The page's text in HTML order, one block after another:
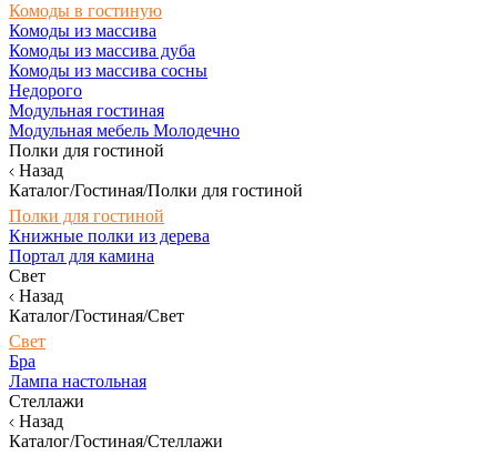
Комоды в гостиную
Комоды из массива
Комоды из массива дуба
Комоды из массива сосны
Недорого
Модульная гостиная
Модульная мебель Молодечно
Полки для гостиной
Назад
Каталог/Гостиная/Полки для гостиной
Полки для гостиной
Книжные полки из дерева
Портал для камина
Свет
Назад
Каталог/Гостиная/Свет
Свет
Бра
Лампа настольная
Стеллажи
Назад
Каталог/Гостиная/Стеллажи